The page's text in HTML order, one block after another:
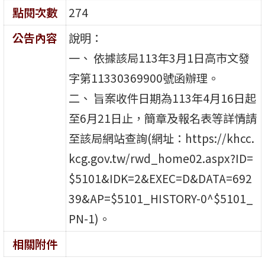
點閱次數
274
公告內容
說明：
一、 依據該局113年3月1日高市文發
字第11330369900號函辦理。
二、 旨案收件日期為113年4月16日起
至6月21日止，簡章及報名表等詳情請
至該局網站查詢(網址：https://khcc.
kcg.gov.tw/rwd_home02.aspx?ID=
$5101&IDK=2&EXEC=D&DATA=692
39&AP=$5101_HISTORY-0^$5101_
PN-1)。
相關附件